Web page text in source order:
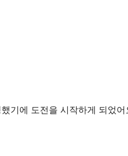
기에 도전을 시작하게 되었어